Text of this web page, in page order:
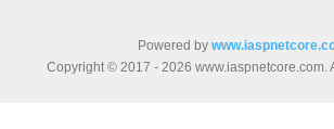
Powered by
Copyright © 2017 - 2026 www.iaspnetcore.com.